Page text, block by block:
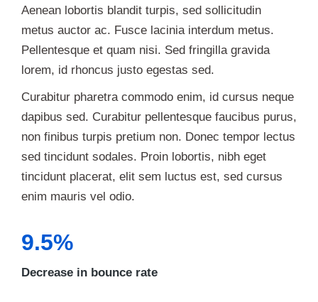
Aenean lobortis blandit turpis, sed sollicitudin
metus auctor ac. Fusce lacinia interdum metus.
Pellentesque et quam nisi. Sed fringilla gravida
lorem, id rhoncus justo egestas sed.
Curabitur pharetra commodo enim, id cursus neque
dapibus sed. Curabitur pellentesque faucibus purus,
non finibus turpis pretium non. Donec tempor lectus
sed tincidunt sodales. Proin lobortis, nibh eget
tincidunt placerat, elit sem luctus est, sed cursus
enim mauris vel odio.
9.5%
Decrease in bounce rate